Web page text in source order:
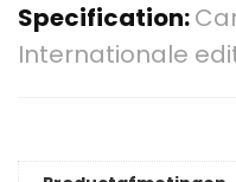
Specification:
Internationale